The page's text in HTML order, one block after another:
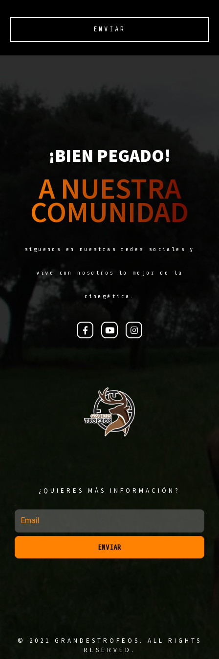
ENVIAR
¡BIEN PEGADO!
A NUESTRA
COMUNIDAD
síguenos en nuestras redes sociales y
vive con nosotros lo mejor de la
cinegética.
¿QUIERES MÁS INFORMACIÓN?
ENVIAR
© 2021 GRANDESTROFEOS. ALL RIGHTS
RESERVED.